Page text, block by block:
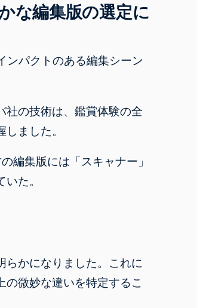
な編集版の選定に
ンパクトのある編集シーン
社の技術は、鑑賞体験の全
ました。
編集版には「スキャナー」
た。
らかになりました。これに
微妙な違いを特定するこ